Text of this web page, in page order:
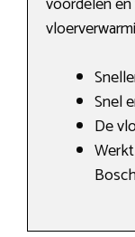
Snel
De